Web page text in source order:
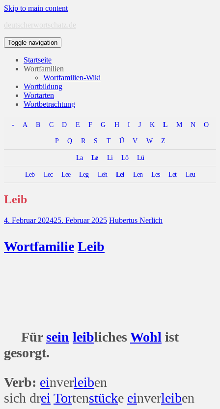
Skip to main content
deutscherwortschatz.de
Toggle navigation
Startseite
Wortfamilien
Wortfamilien-Wiki
Wortbildung
Wortarten
Wortbetrachtung
- A B C D E F G H I J K L M N O
P Q R S T Ü V W Z
La Le Li Lö Lü
Leb Lec Lee Leg Leh Lei Len Les Let Leu
Leib
4. Februar 202425. Februar 2025 Hubertus Nerlich
Wortfamilie Leib
Fürsein leiblichesWohl ist
gesorgt.
Verb: einverleiben
sich drei Tortenstücke einverleiben